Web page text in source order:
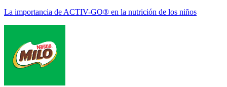
La importancia de ACTIV-GO® en la nutrición de los niños
Footer